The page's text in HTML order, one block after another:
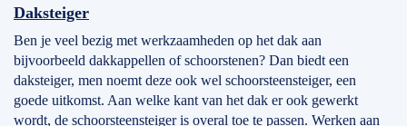
Daksteiger
Ben je veel bezig met werkzaamheden op het dak aan
bijvoorbeeld dakkappellen of schoorstenen? Dan biedt een
daksteiger, men noemt deze ook wel schoorsteensteiger, een
goede uitkomst. Aan welke kant van het dak er ook gewerkt
wordt, de schoorsteensteiger is overal toe te passen. Werken aan